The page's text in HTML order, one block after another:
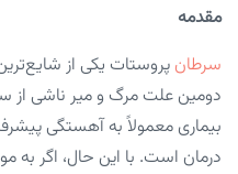
مقدمه
سرطان پروستات یکی از
دومین علت مرگ و میر ناشی از
بیماری معمولاً به آهستگی
درمان است. با این حال، اگر